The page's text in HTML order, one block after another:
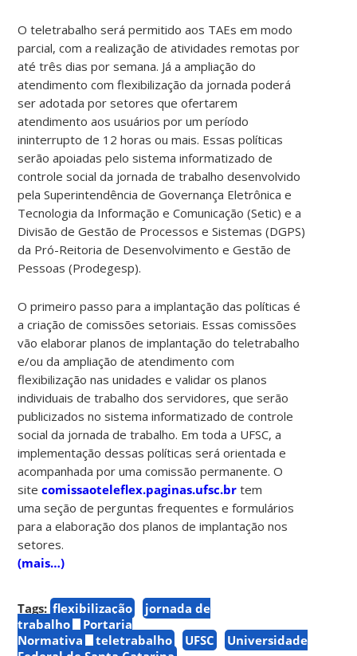
O teletrabalho será permitido aos TAEs em modo
parcial, com a realização de atividades remotas por
até três dias por semana. Já a ampliação do
atendimento com flexibilização da jornada poderá
ser adotada por setores que ofertarem
atendimento aos usuários por um período
ininterrupto de 12 horas ou mais. Essas políticas
serão apoiadas pelo sistema informatizado de
controle social da jornada de trabalho desenvolvido
pela Superintendência de Governança Eletrônica e
Tecnologia da Informação e Comunicação (Setic) e a
Divisão de Gestão de Processos e Sistemas (DGPS)
da Pró-Reitoria de Desenvolvimento e Gestão de
Pessoas (Prodegesp).
O primeiro passo para a implantação das políticas é
a criação de comissões setoriais. Essas comissões
vão elaborar planos de implantação do teletrabalho
e/ou da ampliação de atendimento com
flexibilização nas unidades e validar os planos
individuais de trabalho dos servidores, que serão
publicizados no sistema informatizado de controle
social da jornada de trabalho. Em toda a UFSC, a
implementação dessas políticas será orientada e
acompanhada por uma comissão permanente. O
sitecomissaoteleflex.paginas.ufsc.br tem
uma seção de perguntas frequentes e formulários
para a elaboração dos planos de implantação nos
setores.
(mais…)
Tags: flexibilização
jornada de
trabalho
Portaria
Normativa
teletrabalho UFSC
Universidade